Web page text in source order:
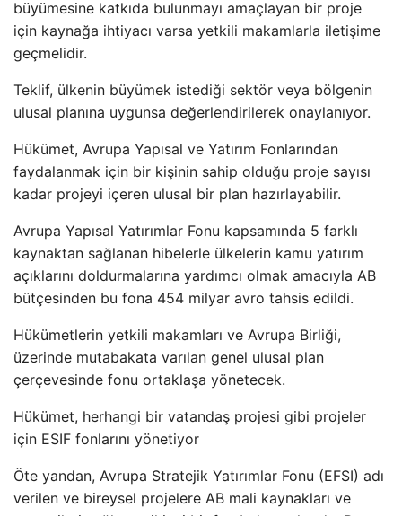
büyümesine katkıda bulunmayı amaçlayan bir proje
için kaynağa ihtiyacı varsa yetkili makamlarla iletişime
geçmelidir.
Teklif, ülkenin büyümek istediği sektör veya bölgenin
ulusal planına uygunsa değerlendirilerek onaylanıyor.
Hükümet, Avrupa Yapısal ve Yatırım Fonlarından
faydalanmak için bir kişinin sahip olduğu proje sayısı
kadar projeyi içeren ulusal bir plan hazırlayabilir.
Avrupa Yapısal Yatırımlar Fonu kapsamında 5 farklı
kaynaktan sağlanan hibelerle ülkelerin kamu yatırım
açıklarını doldurmalarına yardımcı olmak amacıyla AB
bütçesinden bu fona 454 milyar avro tahsis edildi.
Hükümetlerin yetkili makamları ve Avrupa Birliği,
üzerinde mutabakata varılan genel ulusal plan
çerçevesinde fonu ortaklaşa yönetecek.
Hükümet, herhangi bir vatandaş projesi gibi projeler
için ESIF fonlarını yönetiyor
Öte yandan, Avrupa Stratejik Yatırımlar Fonu (EFSI) adı
verilen ve bireysel projelere AB mali kaynakları ve